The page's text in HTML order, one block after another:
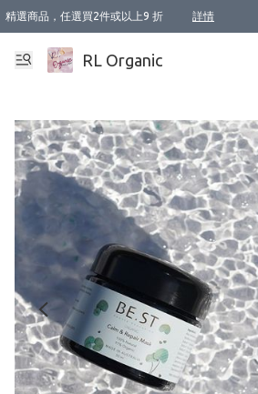
精選商品，任選買2件或以上9 折 詳情
XI周年優惠【新品自由選2件88折/3件85折】
XI周年優惠【Chakra 脈輪平衡自由選2件9折/3件85
Florame 肌底自由選 2支9折 3支85折
XI周年優惠【蟲蟲退散 · 防衛結界﹞系列2件9折】
Sunki 任選2件95折
BIOFFICINA TOSCANA 任選2支9折 3支85折
Lamav 任選1件9折 2件85折
Mukti Organics 指定產品任選1件9折, 2件88折 3件
Intelligent Nutrients Skincare 任選2件9折
deodorant 任選2件88折
化妝品 任選2件95折
XI周年優惠【身心靈單品 任選2件9折/3件85折/5件8
XI周年優惠 【精油/香水 任選2件9折/3件85折/5件8
XI周年優惠【「關節到肌膚」全效養護 BODY OIL
XI周年優惠【夏日有機物理防曬套裝2件88折】
XI周年優惠【夏日潔面隨意選2件88折/3件85折】
XI周年優惠【逆齡奇蹟抗氧 11 自由選2件88折/3件
新會員首次購物即享全單 95 折優惠！
成為VIP / VVIP 可享有生日月現金扣減獎賞優惠 !!
選用順豐速運，滿$500 免運費
本地速遞 京東 送住宅/ 工商地址 $400 免運費
澳門訂單選用順豐速運，滿$800 免運費
RL Organic